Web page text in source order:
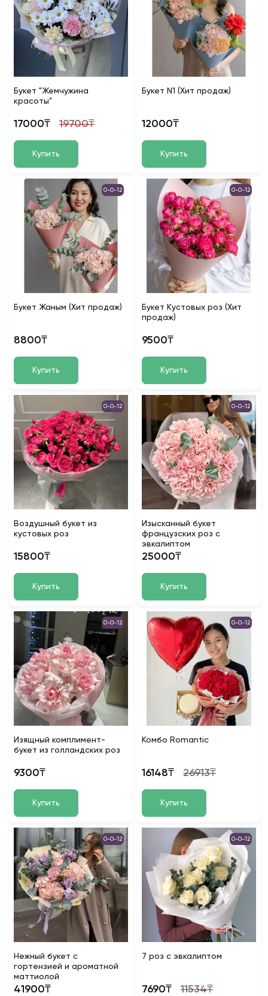
Букет "Жемчужина
красоты"
17000₸ 19700₸
Купить
Букет N1 (Хит продаж)
12000₸
Купить
0-0-12
Букет Жаным (Хит продаж)
8800₸
Купить
0-0-12
Букет Кустовых роз (Хит
продаж)
9500₸
Купить
0-0-12
Воздушный букет из
кустовых роз
15800₸
Купить
0-0-12
Изысканный букет
французских роз с
эвкалиптом
25000₸
Купить
0-0-12
Изящный комплимент-
букет из голландских роз
9300₸
Купить
0-0-12
Комбо Romantic
16148₸ 26913₸
Купить
0-0-12
Нежный букет с
гортензией и ароматной
маттиолой
41900₸
0-0-12
7 роз с эвкалиптом
7690₸ 11534₸